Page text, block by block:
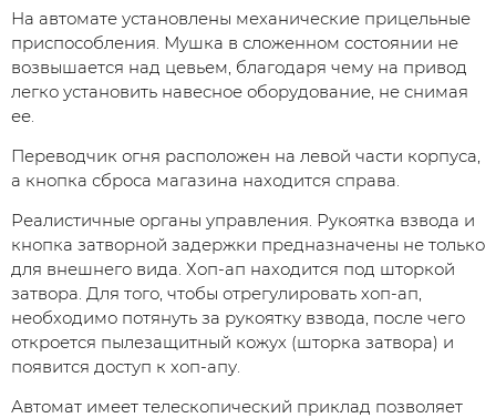
На автомате установлены механические прицельные
приспособления. Мушка в сложенном состоянии не
возвышается над цевьем, благодаря чему на привод
легко установить навесное оборудование, не снимая
ее.
Переводчик огня расположен на левой части корпуса,
а кнопка сброса магазина находится справа.
Реалистичные органы управления. Рукоятка взвода и
кнопка затворной задержки предназначены не только
для внешнего вида. Хоп-ап находится под шторкой
затвора. Для того, чтобы отрегулировать хоп-ап,
необходимо потянуть за рукоятку взвода, после чего
откроется пылезащитный кожух (шторка затвора) и
появится доступ к хоп-апу.
Автомат имеет телескопический приклад позволяет